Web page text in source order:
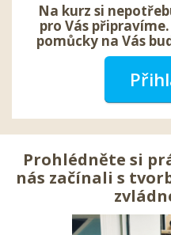
Na kurz si
pro Vás
pomůcky na Vás
Prohlédněte si
nás začínali s